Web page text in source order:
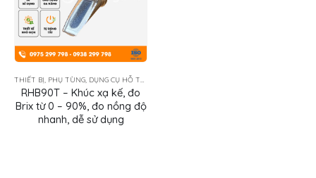
THIẾT BỊ, PHỤ TÙNG, DỤNG CỤ HỖ TRỢ
RHB90T – Khúc xạ kế, đo
Brix từ 0 – 90%, đo nồng độ
nhanh, dễ sử dụng